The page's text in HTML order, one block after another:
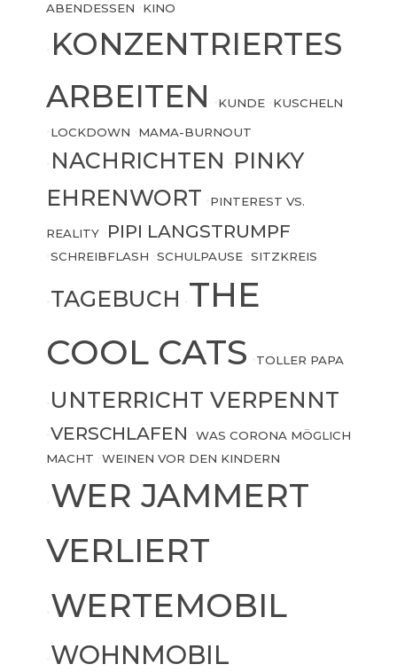
ABENDESSEN
KINO
KONZENTRIERTES
ARBEITEN
KUNDE KUSCHELN
LOCKDOWN MAMA-BURNOUT
NACHRICHTEN PINKY
EHRENWORT
PINTEREST VS.
REALITY PIPI LANGSTRUMPF
SCHREIBFLASH SCHULPAUSE SITZKREIS
TAGEBUCH THE
COOL CATS
TOLLER PAPA
UNTERRICHT VERPENNT
VERSCHLAFEN
WAS CORONA MÖGLICH
MACHT
WEINEN VOR DEN KINDERN
WER JAMMERT
VERLIERT
WERTEMOBIL
WOHNMOBIL